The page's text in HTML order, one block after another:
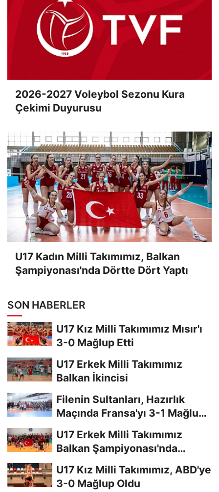
2026-2027 Voleybol Sezonu Kura
Çekimi Duyurusu
U17 Kadın Milli Takımımız, Balkan
Şampiyonası'nda Dörtte Dört Yaptı
SON HABERLER
U17 Kız Milli Takımımız Mısır'ı
3-0 Mağlup Etti
U17 Erkek Milli Takımımız
Balkan İkincisi
Filenin Sultanları, Hazırlık
Maçında Fransa'yı 3-1 Mağlup
U17 Erkek Milli Takımımız
Balkan Şampiyonası'nda
U17 Kız Milli Takımımız, ABD'ye
3-0 Mağlup Oldu